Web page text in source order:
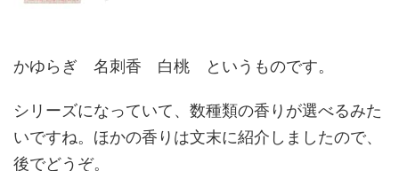
かゆらぎ 名刺香 白桃 というものです。
シリーズになっていて、数種類の香りが選べるみた
いですね。ほかの香りは文末に紹介しましたので、
後でどうぞ。